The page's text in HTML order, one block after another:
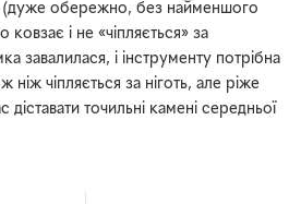
(дуже обережно, без найменшого
і не «чіпляється» за
завалилася, і інструменту потрібна
чіпляється за ніготь, але ріже
діставати точильні камені середньої